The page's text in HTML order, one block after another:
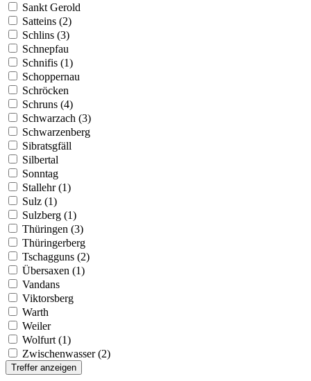
Sankt Gerold
Satteins (2)
Schlins (3)
Schnepfau
Schnifis (1)
Schoppernau
Schröcken
Schruns (4)
Schwarzach (3)
Schwarzenberg
Sibratsgfäll
Silbertal
Sonntag
Stallehr (1)
Sulz (1)
Sulzberg (1)
Thüringen (3)
Thüringerberg
Tschagguns (2)
Übersaxen (1)
Vandans
Viktorsberg
Warth
Weiler
Wolfurt (1)
Zwischenwasser (2)
Treffer anzeigen